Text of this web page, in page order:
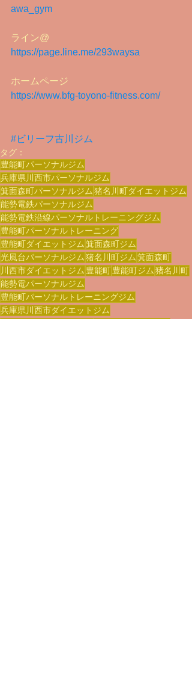
awa_gym
ライン@
https://page.line.me/293waysa
ホームページ
https://www.bfg-toyono-fitness.com/
#ビリーフ古川ジム
タグ：
豊能町パーソナルジム
兵庫県川西市パーソナルジム
箕面森町パーソナルジム 猪名川町ダイエットジム
能勢電鉄パーソナルジム
能勢電鉄沿線パーソナルトレーニングジム
豊能町パーソナルトレーニング
豊能町ダイエットジム 箕面森町ジム
光風台パーソナルジム 猪名川町ジム 箕面森町
川西市ダイエットジム 豊能町豊能町ジム 猪名川町
能勢電パーソナルジム
豊能町パーソナルトレーニングジム
兵庫県川西市ダイエットジム